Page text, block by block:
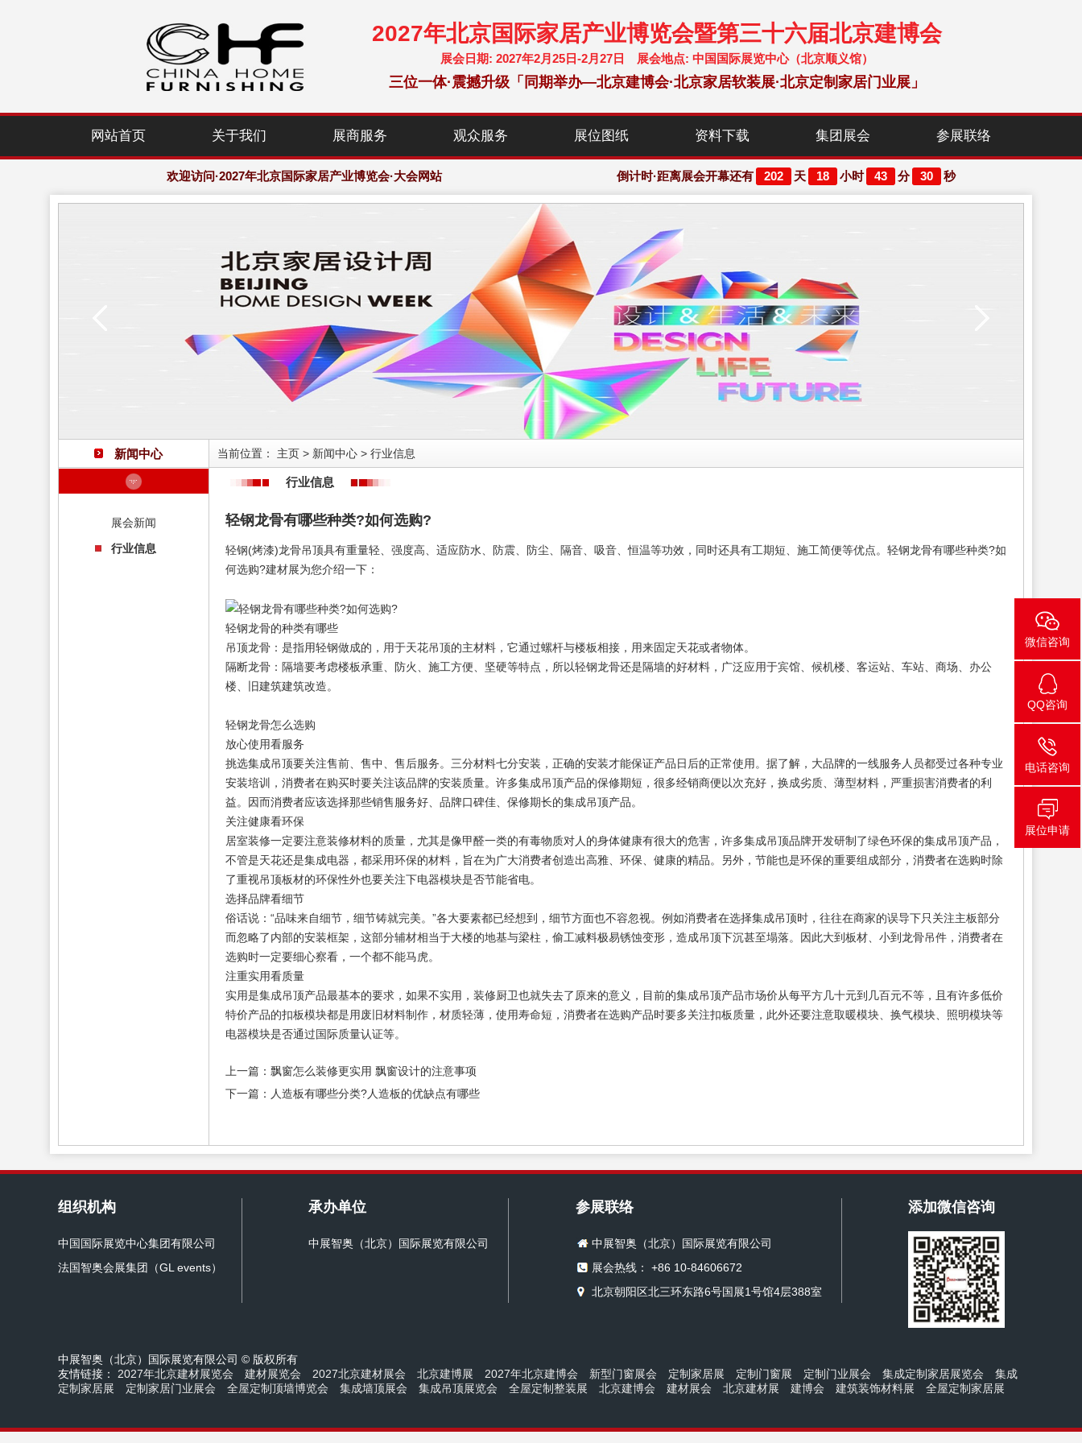
2027年北京国际家居产业博览会暨第三十六届北京建博会
展会日期: 2027年2月25日-2月27日 展会地点: 中国国际展览中心（北京顺义馆）
三位一体·震撼升级「同期举办—北京建博会·北京家居软装展·北京定制家居门业展」
网站首页 关于我们 展商服务 观众服务 展位图纸 资料下载 集团展会 参展联络
欢迎访问·2027年北京国际家居产业博览会·大会网站
2027年北京建博会-组委会-大会网站：www.chf-expo.com
倒计时·距离展会开幕还有 202 天 18 小时 43 分 30 秒
新闻中心
展会新闻
行业信息
当前位置： 主页 > 新闻中心 > 行业信息
行业信息
轻钢龙骨有哪些种类?如何选购?
轻钢(烤漆)龙骨吊顶具有重量轻、强度高、适应防水、防震、防尘、隔音、吸音、恒温等功效，同时还具有工期短、施工简便等优点。轻钢龙骨有哪些种类?如
何选购?建材展为您介绍一下：
轻钢龙骨的种类有哪些
吊顶龙骨：是指用轻钢做成的，用于天花吊顶的主材料，它通过螺杆与楼板相接，用来固定天花或者物体。
隔断龙骨：隔墙要考虑楼板承重、防火、施工方便、坚硬等特点，所以轻钢龙骨还是隔墙的好材料，广泛应用于宾馆、候机楼、客运站、车站、商场、办公
楼、旧建筑建筑改造。
轻钢龙骨怎么选购
放心使用看服务
挑选集成吊顶要关注售前、售中、售后服务。三分材料七分安装，正确的安装才能保证产品日后的正常使用。据了解，大品牌的一线服务人员都受过各种专业
安装培训，消费者在购买时要关注该品牌的安装质量。许多集成吊顶产品的保修期短，很多经销商便以次充好，换成劣质、薄型材料，严重损害消费者的利
益。因而消费者应该选择那些销售服务好、品牌口碑佳、保修期长的集成吊顶产品。
关注健康看环保
居室装修一定要注意装修材料的质量，尤其是像甲醛一类的有毒物质对人的身体健康有很大的危害，许多集成吊顶品牌开发研制了绿色环保的集成吊顶产品，
不管是天花还是集成电器，都采用环保的材料，旨在为广大消费者创造出高雅、环保、健康的精品。另外，节能也是环保的重要组成部分，消费者在选购时除
了重视吊顶板材的环保性外也要关注下电器模块是否节能省电。
选择品牌看细节
俗话说：“品味来自细节，细节铸就完美。”各大要素都已经想到，细节方面也不容忽视。例如消费者在选择集成吊顶时，往往在商家的误导下只关注主板部分
而忽略了内部的安装框架，这部分辅材相当于大楼的地基与梁柱，偷工减料极易锈蚀变形，造成吊顶下沉甚至塌落。因此大到板材、小到龙骨吊件，消费者在
选购时一定要细心察看，一个都不能马虎。
注重实用看质量
实用是集成吊顶产品最基本的要求，如果不实用，装修厨卫也就失去了原来的意义，目前的集成吊顶产品市场价从每平方几十元到几百元不等，且有许多低价
特价产品的扣板模块都是用废旧材料制作，材质轻薄，使用寿命短，消费者在选购产品时要多关注扣板质量，此外还要注意取暖模块、换气模块、照明模块等
电器模块是否通过国际质量认证等。
上一篇：飘窗怎么装修更实用 飘窗设计的注意事项
下一篇：人造板有哪些分类?人造板的优缺点有哪些
组织机构
中国国际展览中心集团有限公司
法国智奥会展集团（GL events）
承办单位
中展智奥（北京）国际展览有限公司
参展联络
中展智奥（北京）国际展览有限公司
展会热线： +86 10-84606672
北京朝阳区北三环东路6号国展1号馆4层388室
添加微信咨询
中展智奥（北京）国际展览有限公司 © 版权所有
友情链接： 2027年北京建材展览会 建材展览会 2027北京建材展会 北京建博展 2027年北京建博会 新型门窗展会 定制家居展 定制门窗展 定制门业展会 集成定制家居展览会
集成
定制家居展
定制家居门业展会 全屋定制顶墙博览会 集成墙顶展会 集成吊顶展览会 全屋定制整装展 北京建博会 建材展会 北京建材展 建博会 建筑装饰材料展 全屋定制家居展
微信咨询
QQ咨询
电话咨询
展位申请